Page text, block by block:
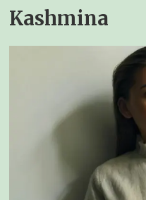
Kashmina